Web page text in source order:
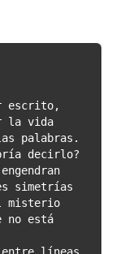
escrito,
la vida
palabras.
decirlo?
simetrías
misterio
no está